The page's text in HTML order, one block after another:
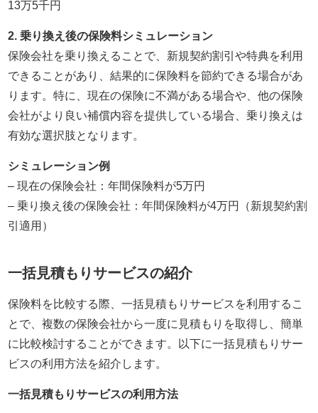
13万5千円
2. 乗り換え後の保険料シミュレーション
保険会社を乗り換えることで、新規契約割引や特典を利用
できることがあり、結果的に保険料を節約できる場合があ
ります。特に、現在の保険に不満がある場合や、他の保険
会社がより良い補償内容を提供している場合、乗り換えは
有効な選択肢となります。
シミュレーション例
– 現在の保険会社：年間保険料が5万円
– 乗り換え後の保険会社：年間保険料が4万円（新規契約割
引適用）
一括見積もりサービスの紹介
保険料を比較する際、一括見積もりサービスを利用するこ
とで、複数の保険会社から一度に見積もりを取得し、簡単
に比較検討することができます。以下に一括見積もりサー
ビスの利用方法を紹介します。
一括見積もりサービスの利用方法